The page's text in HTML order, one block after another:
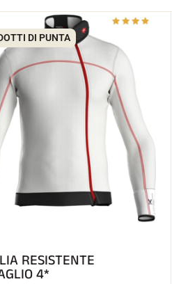
DI PUNTA
RESISTENTE
4*